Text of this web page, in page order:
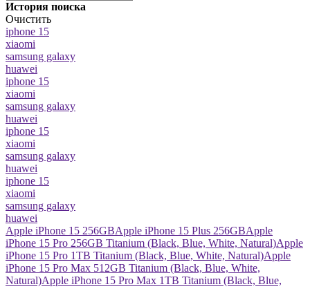
История поиска
Очистить
iphone 15
xiaomi
samsung galaxy
huawei
iphone 15
xiaomi
samsung galaxy
huawei
iphone 15
xiaomi
samsung galaxy
huawei
iphone 15
xiaomi
samsung galaxy
huawei
Apple iPhone 15 256GBApple iPhone 15 Plus 256GBApple
iPhone 15 Pro 256GB Titanium (Black, Blue, White, Natural)Apple
iPhone 15 Pro 1TB Titanium (Black, Blue, White, Natural)Apple
iPhone 15 Pro Max 512GB Titanium (Black, Blue, White,
Natural)Apple iPhone 15 Pro Max 1TB Titanium (Black, Blue,